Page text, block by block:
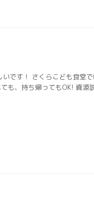
です！ さくらこども食堂
も、持ち帰ってもOK! 資源